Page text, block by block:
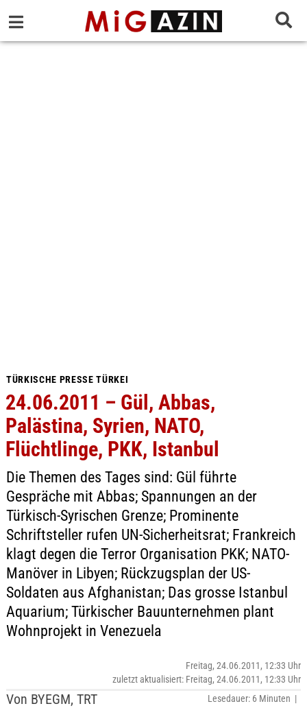
TÜRKISCHE PRESSE TÜRKEI
24.06.2011 – Gül, Abbas,
Palästina, Syrien, NATO,
Flüchtlinge, PKK, Istanbul
Die Themen des Tages sind: Gül führte
Gespräche mit Abbas; Spannungen an der
Türkisch-Syrischen Grenze; Prominente
Schriftsteller rufen UN-Sicherheitsrat; Frankreich
klagt degen die Terror Organisation PKK; NATO-
Manöver in Libyen; Rückzugsplan der US-
Soldaten aus Afghanistan; Das grosse Istanbul
Aquarium; Türkischer Bauunternehmen plant
Wohnprojekt in Venezuela
Von BYEGM, TRT
Freitag, 24.06.2011, 12:33 Uhr
zuletzt aktualisiert: Freitag, 24.06.2011, 12:33 Uhr
Lesedauer: 6 Minuten |